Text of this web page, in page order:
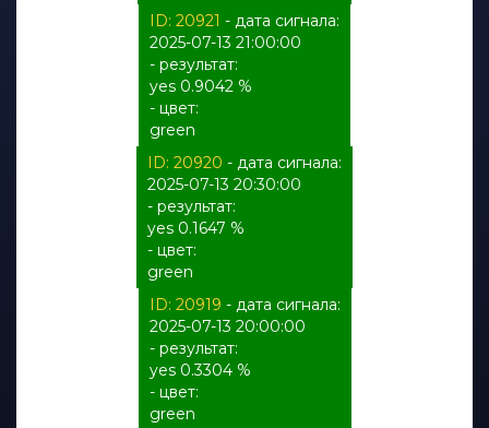
ID: 20921 - дата сигнала:
2025-07-13 21:00:00
- результат:
yes 0.9042 %
- цвет:
green
ID: 20920 - дата сигнала:
2025-07-13 20:30:00
- результат:
yes 0.1647 %
- цвет:
green
ID: 20919 - дата сигнала:
2025-07-13 20:00:00
- результат:
yes 0.3304 %
- цвет:
green